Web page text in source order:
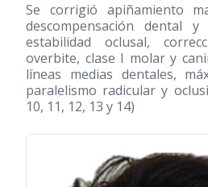
Se corrigió apiñamiento
descompensación dental
estabilidad oclusal,
overbite, clase I molar y
líneas medias dentales,
paralelismo radicular y
10, 11, 12, 13 y 14)